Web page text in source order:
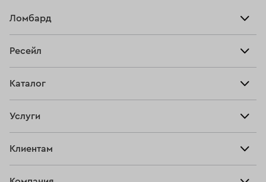
Ломбард
Тарифы
Ресейл
Купить
Прочие услуги
Каталог
Серьги
Услуги
Клиентам